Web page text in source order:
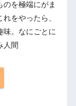
のを極端にがま
をやったら、
味。なにごとに
人間